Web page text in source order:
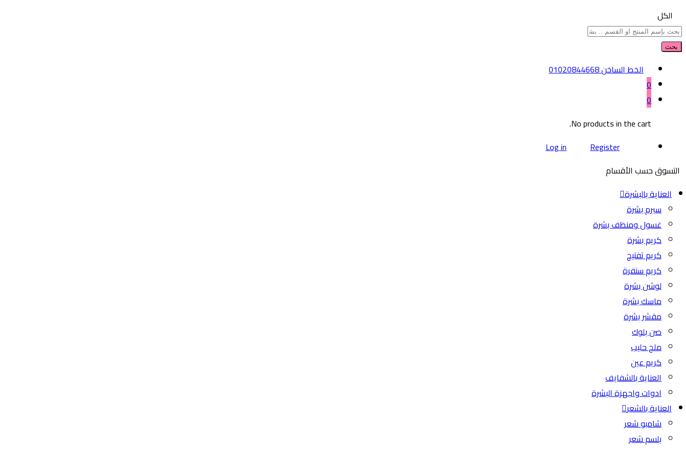
الكل
بحث
الخط الساخن01020844668
0
0
No products in the cart.
Log in
Register
التسوق حسب الأقسام
العناية بالبشرة
سيرم بشرة
غسول ومنظف بشرة
كريم بشرة
كريم تفتيح
كريم سنفرة
لوشن بشرة
ماسك بشرة
مقشر بشرة
صن بلوك
ملح حليب
كريم عين
العناية بالشفايف
ادوات واجهزة البشرة
العناية بالشعر
شامبو شعر
بلسم شعر